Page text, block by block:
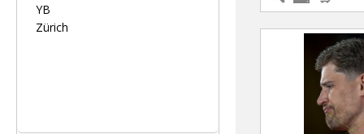
YB
Zürich